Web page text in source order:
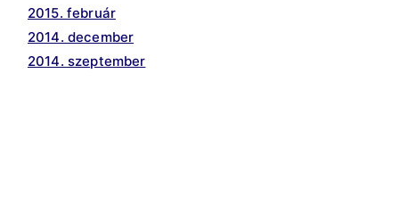
2015. február
2014. december
2014. szeptember